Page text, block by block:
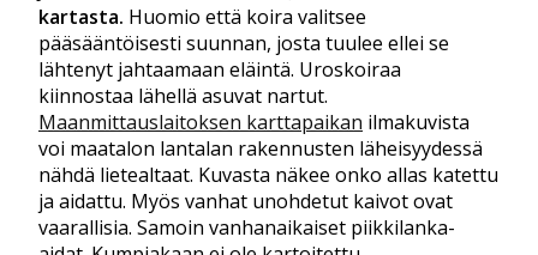
kartasta. Huomio että koira valitsee
pääsääntöisesti suunnan, josta tuulee ellei se
lähtenyt jahtaamaan eläintä. Uroskoiraa
kiinnostaa lähellä asuvat nartut.
Maanmittauslaitoksen karttapaikan ilmakuvista
voi maatalon lantalan rakennusten läheisyydessä
nähdä lietealtaat. Kuvasta näkee onko allas katettu
ja aidattu. Myös vanhat unohdetut kaivot ovat
vaarallisia. Samoin vanhanaikaiset piikkilanka-